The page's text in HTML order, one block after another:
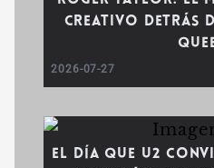
creativo detrás
2026-07-27
El día que U2